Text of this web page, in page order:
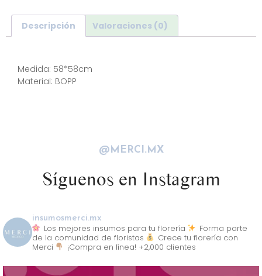
Descripción Valoraciones (0)
Medida: 58*58cm
Material: BOPP
@MERCI.MX
Síguenos en Instagram
insumosmerci.mx
Los mejores insumos para tu florería
Forma parte
de la comunidad de floristas
Crece tu florería con
Merci
¡Compra en línea! +2,000 clientes